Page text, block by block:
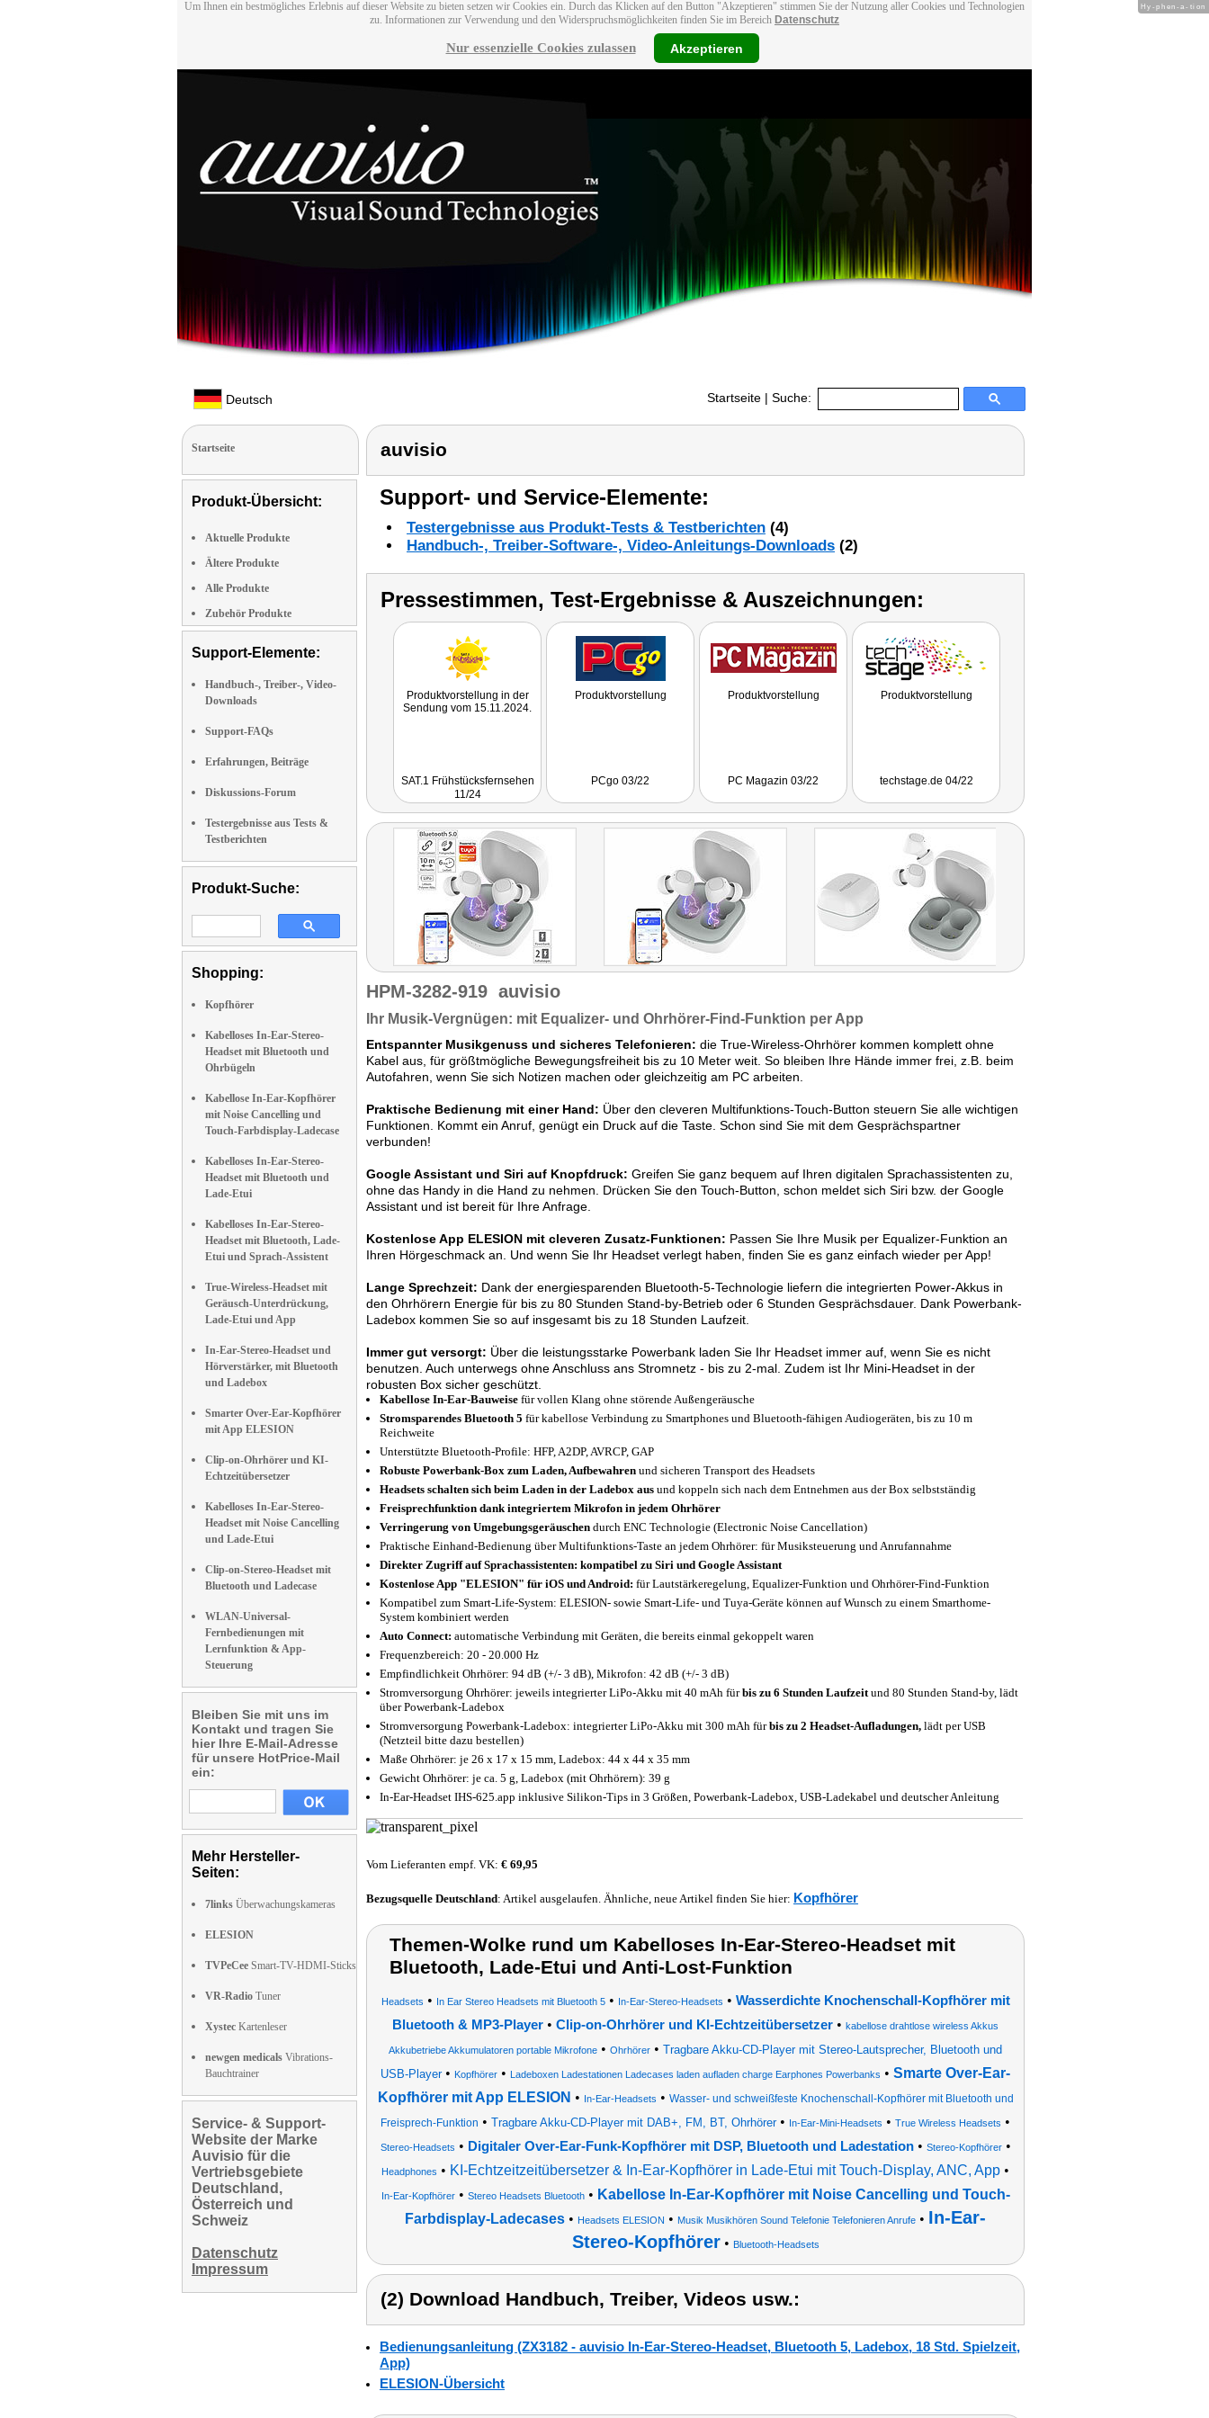
Um Ihnen ein bestmögliches Erlebnis auf dieser Website zu bieten setzen wir Cookies ein. Durch das Klicken auf den Button "Akzeptieren" stimmen Sie der Nutzung aller Cookies und Technologien
zu. Informationen zur Verwendung und den Widerspruchsmöglichkeiten finden Sie im Bereich Datenschutz
Nur essenzielle Cookies zulassen Akzeptieren
Deutsch Startseite | Suche:
Startseite
Produkt-Übersicht:
Aktuelle Produkte
Ältere Produkte
Alle Produkte
Zubehör Produkte
Support-Elemente:
Handbuch-, Treiber-, Video-
Downloads
Support-FAQs
Erfahrungen, Beiträge
Diskussions-Forum
Testergebnisse aus Tests &
Testberichten
Produkt-Suche:
Shopping:
Kopfhörer
Kabelloses In-Ear-Stereo-
Headset mit Bluetooth und
Ohrbügeln
Kabellose In-Ear-Kopfhörer
mit Noise Cancelling und
Touch-Farbdisplay-Ladecase
Kabelloses In-Ear-Stereo-
Headset mit Bluetooth und
Lade-Etui
Kabelloses In-Ear-Stereo-
Headset mit Bluetooth, Lade-
Etui und Sprach-Assistent
True-Wireless-Headset mit
Geräusch-Unterdrückung,
Lade-Etui und App
In-Ear-Stereo-Headset und
Hörverstärker, mit Bluetooth
und Ladebox
Smarter Over-Ear-Kopfhörer
mit App ELESION
Clip-on-Ohrhörer und KI-
Echtzeitübersetzer
Kabelloses In-Ear-Stereo-
Headset mit Noise Cancelling
und Lade-Etui
Clip-on-Stereo-Headset mit
Bluetooth und Ladecase
WLAN-Universal-
Fernbedienungen mit
Lernfunktion & App-
Steuerung
Bleiben Sie mit uns im
Kontakt und tragen Sie
hier Ihre E-Mail-Adresse
für unsere HotPrice-Mail
ein:
Mehr Hersteller-
Seiten:
7links Überwachungskameras
ELESION
TVPeCee Smart-TV-HDMI-Sticks
VR-Radio Tuner
Xystec Kartenleser
newgen medicals Vibrations-
Bauchtrainer
Service- & Support-
Website der Marke
Auvisio für die
Vertriebsgebiete
Deutschland,
Österreich und
Schweiz
Datenschutz
Impressum
auvisio
Support- und Service-Elemente:
Testergebnisse aus Produkt-Tests & Testberichten (4)
Handbuch-, Treiber-Software-, Video-Anleitungs-Downloads (2)
Pressestimmen, Test-Ergebnisse & Auszeichnungen:
Produktvorstellung in der
Sendung vom 15.11.2024.
SAT.1 Frühstücksfernsehen
11/24
Produktvorstellung
PCgo 03/22
Produktvorstellung
PC Magazin 03/22
Produktvorstellung
techstage.de 04/22
HPM-3282-919 auvisio
Ihr Musik-Vergnügen: mit Equalizer- und Ohrhörer-Find-Funktion per App
Entspannter Musikgenuss und sicheres Telefonieren: die True-Wireless-Ohrhörer kommen komplett ohne
Kabel aus, für größtmögliche Bewegungsfreiheit bis zu 10 Meter weit. So bleiben Ihre Hände immer frei, z.B. beim
Autofahren, wenn Sie sich Notizen machen oder gleichzeitig am PC arbeiten.
Praktische Bedienung mit einer Hand: Über den cleveren Multifunktions-Touch-Button steuern Sie alle wichtigen
Funktionen. Kommt ein Anruf, genügt ein Druck auf die Taste. Schon sind Sie mit dem Gesprächspartner
verbunden!
Google Assistant und Siri auf Knopfdruck: Greifen Sie ganz bequem auf Ihren digitalen Sprachassistenten zu,
ohne das Handy in die Hand zu nehmen. Drücken Sie den Touch-Button, schon meldet sich Siri bzw. der Google
Assistant und ist bereit für Ihre Anfrage.
Kostenlose App ELESION mit cleveren Zusatz-Funktionen: Passen Sie Ihre Musik per Equalizer-Funktion an
Ihren Hörgeschmack an. Und wenn Sie Ihr Headset verlegt haben, finden Sie es ganz einfach wieder per App!
Lange Sprechzeit: Dank der energiesparenden Bluetooth-5-Technologie liefern die integrierten Power-Akkus in
den Ohrhörern Energie für bis zu 80 Stunden Stand-by-Betrieb oder 6 Stunden Gesprächsdauer. Dank Powerbank-
Ladebox kommen Sie so auf insgesamt bis zu 18 Stunden Laufzeit.
Immer gut versorgt: Über die leistungsstarke Powerbank laden Sie Ihr Headset immer auf, wenn Sie es nicht
benutzen. Auch unterwegs ohne Anschluss ans Stromnetz - bis zu 2-mal. Zudem ist Ihr Mini-Headset in der
robusten Box sicher geschützt.
Kabellose In-Ear-Bauweise für vollen Klang ohne störende Außengeräusche
Stromsparendes Bluetooth 5 für kabellose Verbindung zu Smartphones und Bluetooth-fähigen Audiogeräten, bis zu 10 m
Reichweite
Unterstützte Bluetooth-Profile: HFP, A2DP, AVRCP, GAP
Robuste Powerbank-Box zum Laden, Aufbewahren und sicheren Transport des Headsets
Headsets schalten sich beim Laden in der Ladebox aus und koppeln sich nach dem Entnehmen aus der Box selbstständig
Freisprechfunktion dank integriertem Mikrofon in jedem Ohrhörer
Verringerung von Umgebungsgeräuschen durch ENC Technologie (Electronic Noise Cancellation)
Praktische Einhand-Bedienung über Multifunktions-Taste an jedem Ohrhörer: für Musiksteuerung und Anrufannahme
Direkter Zugriff auf Sprachassistenten: kompatibel zu Siri und Google Assistant
Kostenlose App "ELESION" für iOS und Android: für Lautstärkeregelung, Equalizer-Funktion und Ohrhörer-Find-Funktion
Kompatibel zum Smart-Life-System: ELESION- sowie Smart-Life- und Tuya-Geräte können auf Wunsch zu einem Smarthome-
System kombiniert werden
Auto Connect: automatische Verbindung mit Geräten, die bereits einmal gekoppelt waren
Frequenzbereich: 20 - 20.000 Hz
Empfindlichkeit Ohrhörer: 94 dB (+/- 3 dB), Mikrofon: 42 dB (+/- 3 dB)
Stromversorgung Ohrhörer: jeweils integrierter LiPo-Akku mit 40 mAh fürbis zu 6 Stunden Laufzeitund 80 Stunden Stand-by, lädt
über Powerbank-Ladebox
Stromversorgung Powerbank-Ladebox: integrierter LiPo-Akku mit 300 mAh fürbis zu 2 Headset-Aufladungen, lädt per USB
(Netzteil bitte dazu bestellen)
Maße Ohrhörer: je 26 x 17 x 15 mm, Ladebox: 44 x 44 x 35 mm
Gewicht Ohrhörer: je ca. 5 g, Ladebox (mit Ohrhörern): 39 g
In-Ear-Headset IHS-625.app inklusive Silikon-Tips in 3 Größen, Powerbank-Ladebox, USB-Ladekabel und deutscher Anleitung
Vom Lieferanten empf. VK: € 69,95
Bezugsquelle Deutschland: Artikel ausgelaufen. Ähnliche, neue Artikel finden Sie hier: Kopfhörer
Themen-Wolke rund um Kabelloses In-Ear-Stereo-Headset mit
Bluetooth, Lade-Etui und Anti-Lost-Funktion
Headsets • In Ear Stereo Headsets mit Bluetooth 5• In-Ear-Stereo-Headsets • Wasserdichte Knochenschall-Kopfhörer mit
Bluetooth & MP3-Player • Clip-on-Ohrhörer und KI-Echtzeitübersetzer • kabellose drahtlose wireless Akkus
Akkubetriebe Akkumulatoren portable Mikrofone • Ohrhörer • Tragbare Akku-CD-Player mit Stereo-Lautsprecher, Bluetooth und
USB-Player• Kopfhörer • Ladeboxen Ladestationen Ladecases laden aufladen charge Earphones Powerbanks • Smarte Over-Ear-
Kopfhörer mit App ELESION • In-Ear-Headsets • Wasser- und schweißfeste Knochenschall-Kopfhörer mit Bluetooth und
Freisprech-Funktion • Tragbare Akku-CD-Player mit DAB+, FM, BT, Ohrhörer• In-Ear-Mini-Headsets • True Wireless Headsets •
Stereo-Headsets • Digitaler Over-Ear-Funk-Kopfhörer mit DSP, Bluetooth und Ladestation• Stereo-Kopfhörer•
Headphones • KI-Echtzeitzeitübersetzer & In-Ear-Kopfhörer in Lade-Etui mit Touch-Display, ANC, App •
In-Ear-Kopfhörer• Stereo Headsets Bluetooth• Kabellose In-Ear-Kopfhörer mit Noise Cancelling und Touch-
Farbdisplay-Ladecases • Headsets ELESION • Musik Musikhören Sound Telefonie Telefonieren Anrufe • In-Ear-
Stereo-Kopfhörer• Bluetooth-Headsets
(2) Download Handbuch, Treiber, Videos usw.:
Bedienungsanleitung (ZX3182 - auvisio In-Ear-Stereo-Headset, Bluetooth 5, Ladebox, 18 Std. Spielzeit,
App)
ELESION-Übersicht
Hy-phen-a-tion